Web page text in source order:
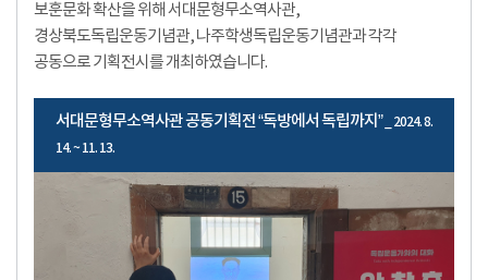
보훈문화 확산을 위해 서대문형무소역사관,
경상북도독립운동기념관, 나주학생독립운동기념관과 각각
공동으로 기획전시를 개최하였습니다.
서대문형무소역사관 공동기획전 “독방에서 독립까지”_ 2024. 8.
14. ~ 11. 13.